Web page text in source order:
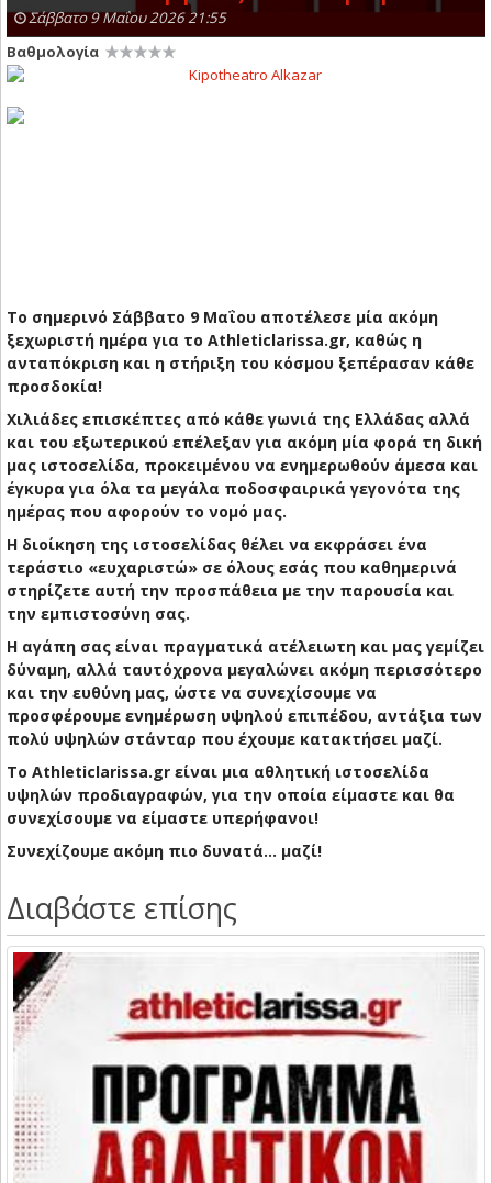
Σάββατο 9 Μαΐου 2026 21:55
Βαθμολογία
Το σημερινό Σάββατο 9 Μαΐου αποτέλεσε μία ακόμη
ξεχωριστή ημέρα για το Athleticlarissa.gr, καθώς η
ανταπόκριση και η στήριξη του κόσμου ξεπέρασαν κάθε
προσδοκία!
Χιλιάδες επισκέπτες από κάθε γωνιά της Ελλάδας αλλά
και του εξωτερικού επέλεξαν για ακόμη μία φορά τη δική
μας ιστοσελίδα, προκειμένου να ενημερωθούν άμεσα και
έγκυρα για όλα τα μεγάλα ποδοσφαιρικά γεγονότα της
ημέρας που αφορούν το νομό μας.
Η διοίκηση της ιστοσελίδας θέλει να εκφράσει ένα
τεράστιο «ευχαριστώ» σε όλους εσάς που καθημερινά
στηρίζετε αυτή την προσπάθεια με την παρουσία και
την εμπιστοσύνη σας.
Η αγάπη σας είναι πραγματικά ατέλειωτη και μας γεμίζει
δύναμη, αλλά ταυτόχρονα μεγαλώνει ακόμη περισσότερο
και την ευθύνη μας, ώστε να συνεχίσουμε να
προσφέρουμε ενημέρωση υψηλού επιπέδου, αντάξια των
πολύ υψηλών στάνταρ που έχουμε κατακτήσει μαζί.
Το Athleticlarissa.gr είναι μια αθλητική ιστοσελίδα
υψηλών προδιαγραφών, για την οποία είμαστε και θα
συνεχίσουμε να είμαστε υπερήφανοι!
Συνεχίζουμε ακόμη πιο δυνατά… μαζί!
Διαβάστε επίσης